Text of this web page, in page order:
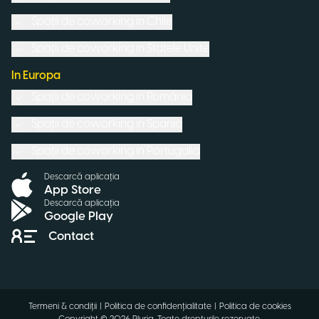
In Europa
Descarcă aplicația
App Store
Descarcă aplicația
Google Play
Contact
Termeni & condiții Politica de confidențialitate Politica de cookies